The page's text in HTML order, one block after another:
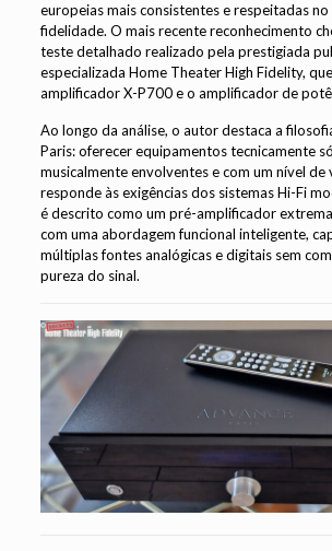
europeias mais consistentes e respeitadas
fidelidade. O mais recente reconhecimento
teste detalhado realizado pela prestigiada
especializada Home Theater High Fidelity,
amplificador X-P700 e o amplificador de
Ao longo da análise, o autor destaca a
Paris: oferecer equipamentos tecnicamente
musicalmente envolventes e com um nível
responde às exigências dos sistemas Hi-Fi
é descrito como um pré-amplificador
com uma abordagem funcional inteligente,
múltiplas fontes analógicas e digitais sem
pureza do sinal.